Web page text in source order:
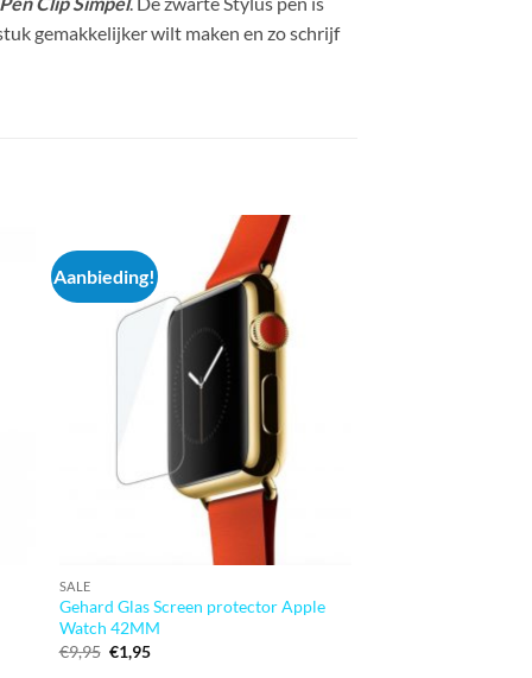
gemakkelijker wilt maken en zo schrijf
Aanbieding!
SALE
Gehard Glas Screen protector Apple
Watch 42MM
€9,95 Oorspronkelijke
prijs
€1,95Huidige